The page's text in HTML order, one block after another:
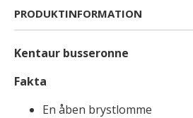
PRODUKTINFORMATION
Kentaur busseronne
Fakta
En åben brystlomme